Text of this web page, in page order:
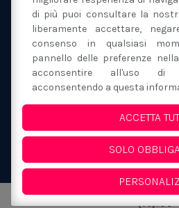
Fondazione San Filippo Neri
40 41121
059
Privacy
di più puoi consultare la
liberamente accettare,
consenso in qualsiasi
pannello delle preferenze
acconsentire all'uso di
acconsentendo a questa
ACCETTA
SOLO